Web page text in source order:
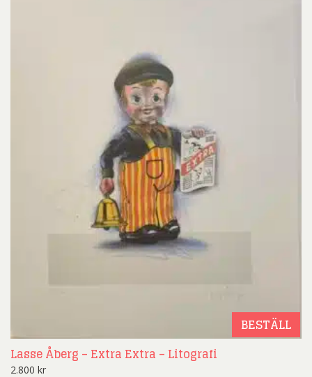
BESTÄLL
Lasse Åberg – Extra Extra – Litografi
2.800 kr